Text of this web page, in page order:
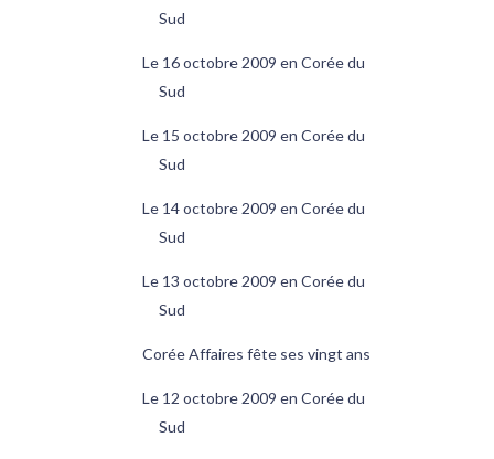
Sud
Le 16 octobre 2009 en Corée du
Sud
Le 15 octobre 2009 en Corée du
Sud
Le 14 octobre 2009 en Corée du
Sud
Le 13 octobre 2009 en Corée du
Sud
Corée Affaires fête ses vingt ans
Le 12 octobre 2009 en Corée du
Sud